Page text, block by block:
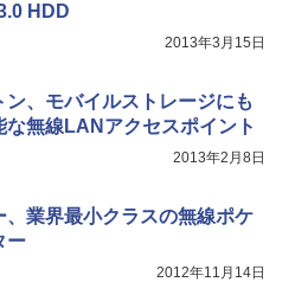
HDD
2013年3月15日
ン、モバイルストレージにも
な無線LANアクセスポイント
2013年2月8日
、業界最小クラスの無線ポケ
ー
2012年11月14日